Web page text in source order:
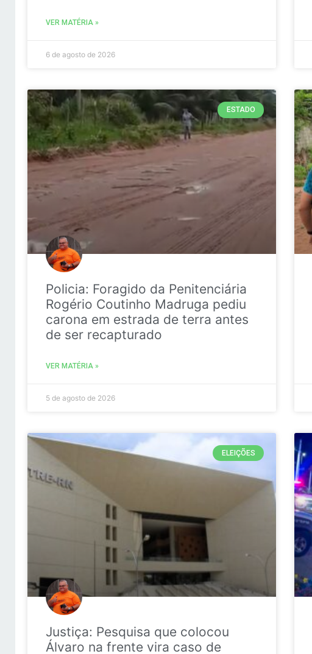
VER MATÉRIA »
6 de agosto de 2026
ESTADO
Policia: Foragido da Penitenciária
Rogério Coutinho Madruga pediu
carona em estrada de terra antes
de ser recapturado
VER MATÉRIA »
5 de agosto de 2026
ELEIÇÕES
Justiça: Pesquisa que colocou
Álvaro na frente vira caso de